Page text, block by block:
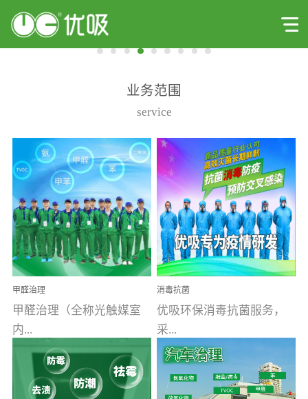
业务范围
service
甲醛治理
甲醛治理（全称光触媒室
内...
空气污染净化治理）工业
消毒抗菌
优吸环保消毒抗菌服务，
采...
用行业公认奥维牌消毒